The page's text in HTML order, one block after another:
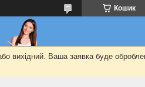
Кошик
вихідний. Ваша заявка буде